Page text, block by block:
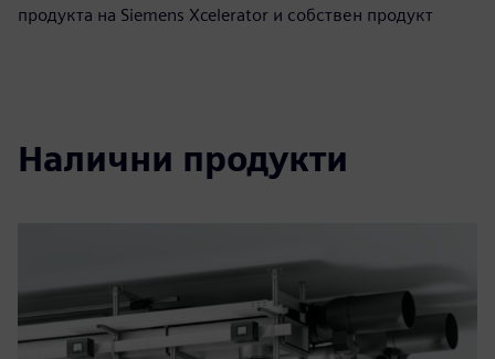
продукта на Siemens Xcelerator и собствен продукт
Налични продукти